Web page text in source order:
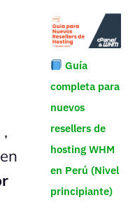
,
Guía
completa para
nuevos
resellers de
hosting WHM
en Perú (Nivel
principiante)